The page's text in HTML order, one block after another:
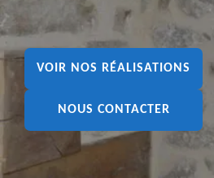
VOIR NOS RÉALISATIONS
NOUS CONTACTER